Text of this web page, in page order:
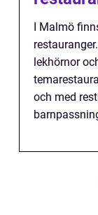
I Malmö
lekhörnor
och med